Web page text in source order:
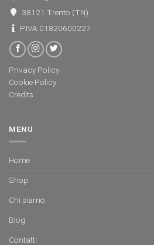
38121 Trento (TN)
P.IVA 01820600227
Privacy Policy
Cookie Policy
Credits
MENU
Home
Shop
Chi siamo
Blog
Contatti